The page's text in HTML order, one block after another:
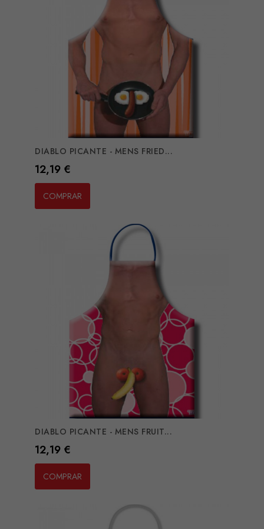
DIABLO PICANTE - MENS FRIED...
Preço
12,19 €
COMPRAR
DIABLO PICANTE - MENS FRUIT...
Preço
12,19 €
COMPRAR